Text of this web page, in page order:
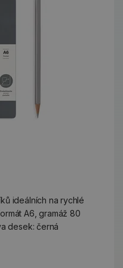
ideálních na rychlé
A6, gramáž 80
desek: černá